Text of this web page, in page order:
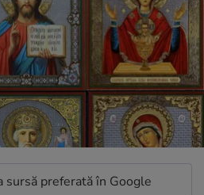
sursă preferată în Google